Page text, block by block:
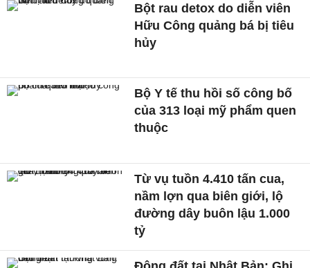
Bột rau detox do diễn viên
Hữu Công quảng bá bị tiêu
hủy
Bộ Y tế thu hồi số công bố
của 313 loại mỹ phẩm quen
thuộc
Từ vụ tuồn 4.410 tấn cua,
nầm lợn qua biên giới, lộ
đường dây buôn lậu 1.000
tỷ